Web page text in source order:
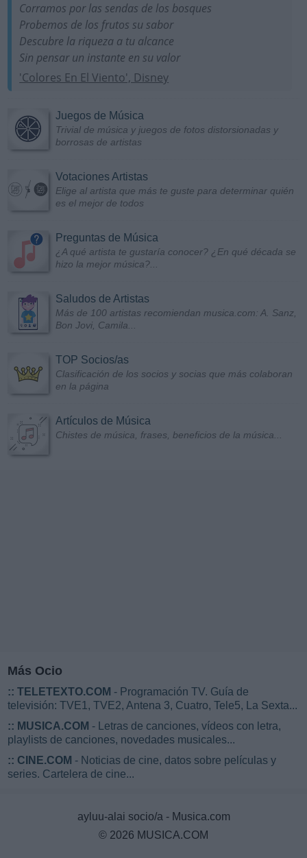
Corramos por las sendas de los bosques
Probemos de los frutos su sabor
Descubre la riqueza a tu alcance
Sin pensar un instante en su valor
'Colores En El Viento', Disney
Juegos de Música
Trivial de música y juegos de fotos distorsionadas y
borrosas de artistas
Votaciones Artistas
Elige al artista que más te guste para determinar quién
es el mejor de todos
Preguntas de Música
¿A qué artista te gustaría conocer? ¿En qué década se
hizo la mejor música?...
Saludos de Artistas
Más de 100 artistas recomiendan musica.com: A. Sanz,
Bon Jovi, Camila...
TOP Socios/as
Clasificación de los socios y socias que más colaboran
en la página
Artículos de Música
Chistes de música, frases, beneficios de la música...
Más Ocio
:: TELETEXTO.COM - Programación TV. Guía de
televisión: TVE1, TVE2, Antena 3, Cuatro, Tele5, La Sexta...
:: MUSICA.COM - Letras de canciones, vídeos con letra,
playlists de canciones, novedades musicales...
:: CINE.COM - Noticias de cine, datos sobre películas y
series. Cartelera de cine...
ayluu-alai socio/a - Musica.com
© 2026 MUSICA.COM